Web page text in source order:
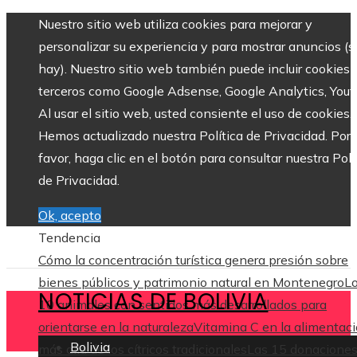
Nuestro sitio web utiliza cookies para mejorar y
personalizar su experiencia y para mostrar anuncios
hay). Nuestro sitio web también puede incluir cookies
terceros como Google Adsense, Google Analytics,
Al usar el sitio web, usted consiente el uso de cookies.
Hemos actualizado nuestra Política de Privacidad. Por
favor, haga clic en el botón para consultar nuestra
de Privacidad.
Ok, acepto
Tendencia
Cómo la concentración turística genera presión sobre
bienes públicos y patrimonio natural en Montenegro
10 animales con sentidos más desarrollados para
orientarse en la naturalezaVitamina C en la
más allá de los cítricos tradicionales
Las 15 donaciones
NOTICIAS DE BOLIVIA
Bolivia